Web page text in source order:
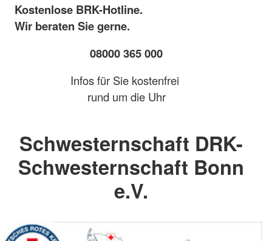
Kostenlose BRK-Hotline.
Wir beraten Sie gerne.
08000 365 000
Infos für Sie kostenfrei
rund um die Uhr
Schwesternschaft DRK-
Schwesternschaft Bonn
e.V.